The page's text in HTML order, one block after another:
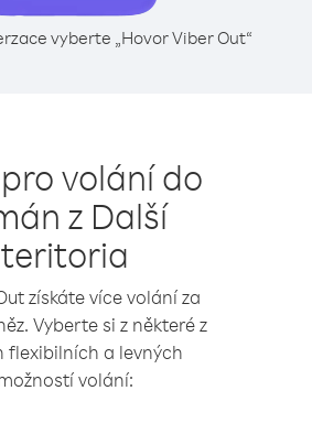
vyberte „Hovor Viber Out“
volání do
z Další
teritoria
získáte více volání za
Vyberte si z některé z
flexibilních a levných
volání: